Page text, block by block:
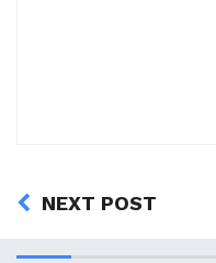
NEXT POST